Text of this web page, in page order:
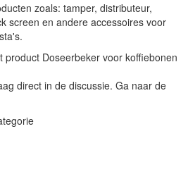
zoals: tamper, distributeur,
screen en andere accessoires voor
product Doseerbeker voor koffiebonen
direct in de discussie. Ga naar de